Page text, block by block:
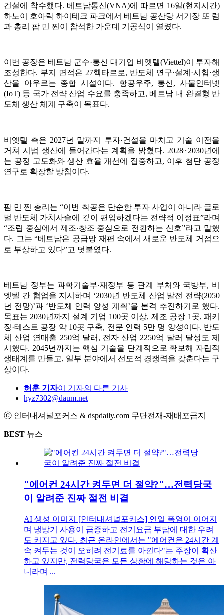
건설에 착수했다. 베트남통신(VNA)에 따르면 16일(현지시간)
하노이 호아락 하이테크 파크에서 베트남 공산당 서기장 또 럼
과 총리 팜 민 찐이 참석한 가운데 기공식이 열렸다.
이번 공장은 베트남 군수·통신 대기업 비엣텔(Viettel)이 투자해
조성한다. 부지 면적은 27헥타르로, 반도체 연구·설계·시험·생
산을 아우르는 종합 시설이다. 항공우주, 통신, 사물인터넷
(IoT) 등 국가 전략 산업 수요를 충족하고, 베트남 내 완결형 반
도체 생산 체계 구축이 목표다.
비엣텔 측은 2027년 말까지 투자·건설을 마치고 기술 이전을
거쳐 시범 생산에 들어간다는 계획을 밝혔다. 2028~2030년에
는 공정 고도화와 생산 효율 개선에 집중하고, 이후 첨단 공정
연구로 확장할 방침이다.
팜 민 찐 총리는 “이번 착공은 단순한 투자 사업이 아니라 글로
벌 반도체 가치사슬에 깊이 편입하겠다는 전략적 이정표”라며
“조립 중심에서 제조·창조 중심으로 전환하는 신호”라고 말했
다. 그는 “베트남은 공급망 재편 속에서 새로운 반도체 거점으
로 부상하고 있다”고 덧붙였다.
베트남 정부는 과학기술부·재정부 등 관계 부처와 국방부, 비
엣텔 간 협업을 지시하며 ‘2030년 반도체 산업 발전 전략(2050
년 전망)’과 ‘반도체 인력 양성 계획’을 본격 추진하기로 했다.
목표는 2030년까지 설계 기업 100곳 이상, 제조 공장 1곳, 패키
징·테스트 공장 약 10곳 구축, 전문 인력 5만 명 양성이다. 반도
체 산업 연매출 250억 달러, 전자 산업 2250억 달러 달성도 제
시했다. 2045년까지는 핵심 기술을 단계적으로 확보해 자립적
생태계를 만들고, 일부 분야에서 선도적 경쟁력을 갖춘다는 구
상이다.
허훈 기자이 기자의 다른 기사
hyz7302@daum.net
ⓒ 인터내셔널포커스 & dspdaily.com 무단전재-재배포금지
BEST 뉴스
"에어컨 24시간 켜두면 더 절약?"…전력당국
이 알려준 진짜 절전 비결
AI 생성 이미지 [인터내셔널포커스] 연일 폭염이 이어지
며 냉방기 사용이 급증하고 전기요금 부담에 대한 우려
도 커지고 있다. 최근 온라인에서는 "에어컨은 24시간 계
속 켜두는 것이 오히려 전기료를 아낀다"는 주장이 확산
하고 있지만, 전력당국은 모든 상황에 해당하는 것은 아
니라며 ...